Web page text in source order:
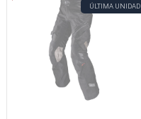
ÚLTIMA UNIDAD